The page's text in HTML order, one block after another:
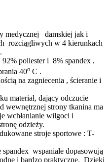
medycznej damskiej jak i
rozciągliwych w 4 kierunkach
poliester i 8% spandex ,
40o C .
na zagniecenia , ścieranie i
materiał, dający odczucie
wewnętrznej strony tkanina ma
wchłanianie wilgoci i
odzieży.
stroje sportowe : T-
wspaniale dopasowują
i bardzo praktyczne. Dzięki